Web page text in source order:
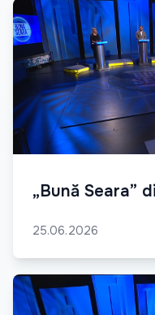
„Bună Seara”
25.06.2026